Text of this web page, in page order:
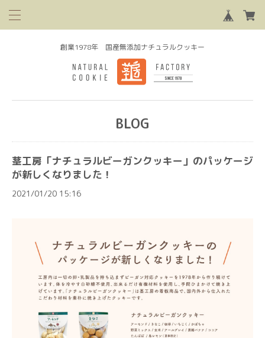
創業1978年 国産無添加ナチュラルクッキー
BLOG
茎工房「ナチュラルビーガンクッキー」のパッケージ
が新しくなりました！
2021/01/20 15:16